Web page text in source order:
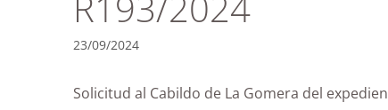
23/09/2024
Solicitud al Cabildo de La Gomera del